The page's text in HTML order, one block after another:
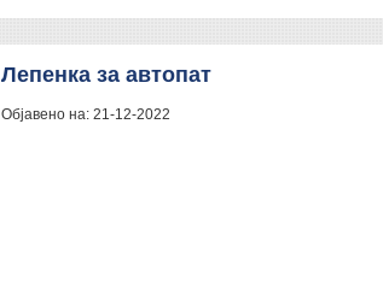
Лепенка за автопат
Објавено на: 21-12-2022